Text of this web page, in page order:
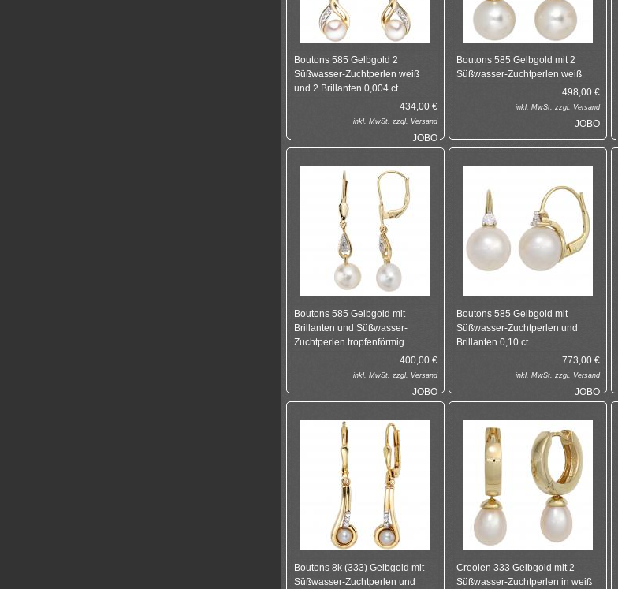
Boutons 585 Gelbgold 2
Süßwasser-Zuchtperlen weiß
und 2 Brillanten 0,004 ct.
434,00 €
inkl. MwSt. zzgl. Versand
JOBO
Boutons 585 Gelbgold mit 2
Süßwasser-Zuchtperlen weiß
498,00 €
inkl. MwSt. zzgl. Versand
JOBO
Boutons 585 Gelbgold mit
Brillanten und Süßwasser-
Zuchtperlen tropfenförmig
400,00 €
inkl. MwSt. zzgl. Versand
JOBO
Boutons 585 Gelbgold mit
Süßwasser-Zuchtperlen und
Brillanten 0,10 ct.
773,00 €
inkl. MwSt. zzgl. Versand
JOBO
Boutons 8k (333) Gelbgold mit
Süßwasser-Zuchtperlen und
Creolen 333 Gelbgold mit 2
Süßwasser-Zuchtperlen in weiß